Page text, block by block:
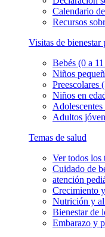
Calendario
Recursos
Visitas de bienestar
Bebés (0 a
Niños
Preescolares
Niños en
Adultos
Temas de salud
Ver todos los
Cuidado de
atención
Crecimiento
Nutrición y
Bienestar de
Embarazo y